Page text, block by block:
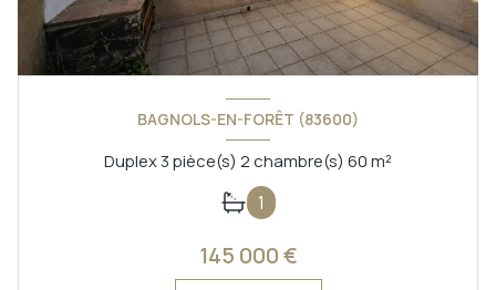
BAGNOLS-EN-FORÊT (83600)
Duplex 3 pièce(s) 2 chambre(s) 60 m²
1
145 000 €